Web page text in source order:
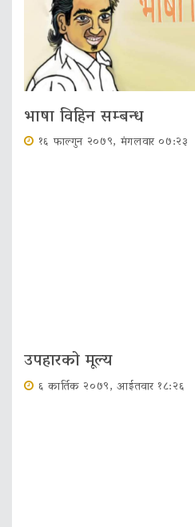
भाषा विहिन सम्बन्ध
१६ फाल्गुन २०७९, मंगलवार ०७:२३
उपहारको मूल्य
६ कार्तिक २०७९, आईतवार १८:२६